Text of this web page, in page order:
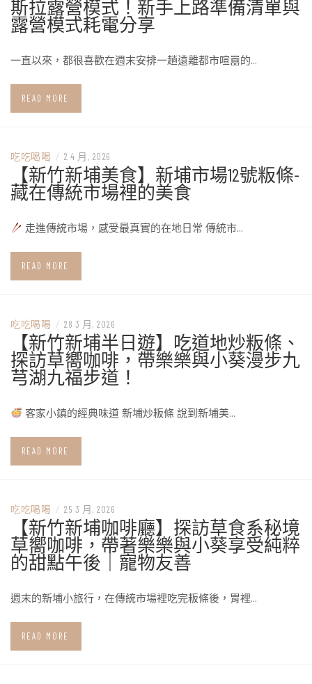
斯拉露營模式！新手上路準備清單與
露營模式耗電分享
一直以來，都很喜歡在週末安排一趟遠離都市喧囂的…
READ MORE
吃吃喝喝 / 2 4 月, 2026
【新竹新埔美食】新埔市場12號粄條-
藏在傳統市場裡的美食
走進傳統市場，感受最真實的在地日常 傳統市…
READ MORE
吃吃喝喝 / 28 3 月, 2026
【新竹新埔半日遊】吃道地炒粄條、
探訪草嚮咖啡，帶樂樂與小葵漫步九
芎湖九福步道！
客家小鎮的經典味道 新埔炒粄條 說到新埔美…
READ MORE
吃吃喝喝 / 25 3 月, 2026
【新竹新埔咖啡廳】探訪草食系秘境
草嚮咖啡，帶著樂樂與小葵享受純粹
的甜點午後｜寵物友善
週末的新埔小旅行，在傳統市場裡吃完粄條後，胃裡…
READ MORE